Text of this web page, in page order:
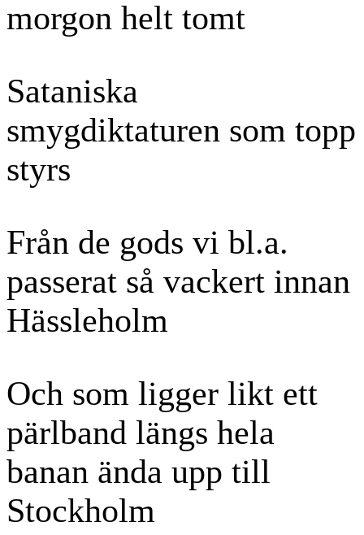
morgon helt tomt
Sataniska
smygdiktaturen som topp
styrs
Från de gods vi bl.a.
passerat så vackert innan
Hässleholm
Och som ligger likt ett
pärlband längs hela
banan ända upp till
Stockholm